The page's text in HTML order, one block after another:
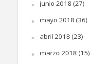
junio 2018 (27)
mayo 2018 (36)
abril 2018 (23)
marzo 2018 (15)